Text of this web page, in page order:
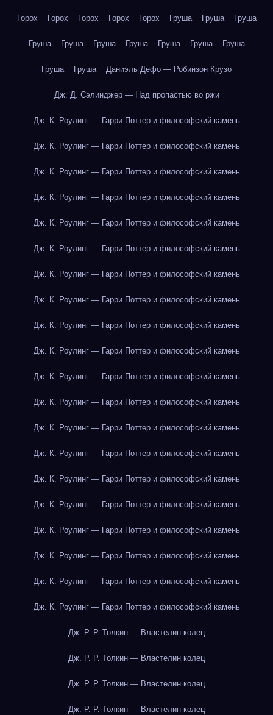
Горох Горох Горох Горох Горох Груша Груша Груша
Груша Груша Груша Груша Груша Груша Груша
Груша Груша Даниэль Дефо — Робинзон Крузо
Дж. Д. Сэлинджер — Над пропастью во ржи
Дж. К. Роулинг — Гарри Поттер и философский камень
Дж. К. Роулинг — Гарри Поттер и философский камень
Дж. К. Роулинг — Гарри Поттер и философский камень
Дж. К. Роулинг — Гарри Поттер и философский камень
Дж. К. Роулинг — Гарри Поттер и философский камень
Дж. К. Роулинг — Гарри Поттер и философский камень
Дж. К. Роулинг — Гарри Поттер и философский камень
Дж. К. Роулинг — Гарри Поттер и философский камень
Дж. К. Роулинг — Гарри Поттер и философский камень
Дж. К. Роулинг — Гарри Поттер и философский камень
Дж. К. Роулинг — Гарри Поттер и философский камень
Дж. К. Роулинг — Гарри Поттер и философский камень
Дж. К. Роулинг — Гарри Поттер и философский камень
Дж. К. Роулинг — Гарри Поттер и философский камень
Дж. К. Роулинг — Гарри Поттер и философский камень
Дж. К. Роулинг — Гарри Поттер и философский камень
Дж. К. Роулинг — Гарри Поттер и философский камень
Дж. К. Роулинг — Гарри Поттер и философский камень
Дж. К. Роулинг — Гарри Поттер и философский камень
Дж. К. Роулинг — Гарри Поттер и философский камень
Дж. Р. Р. Толкин — Властелин колец
Дж. Р. Р. Толкин — Властелин колец
Дж. Р. Р. Толкин — Властелин колец
Дж. Р. Р. Толкин — Властелин колец